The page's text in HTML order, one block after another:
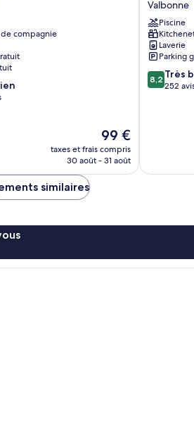
compagnie
Le
nouveau
prix
99 €
taxes et frais compris
30 août - 31 août
Sophia
Valbonne
Valbonne
Piscine
Laverie
Parking
8.2
sur
8,2 Très
252
similaires